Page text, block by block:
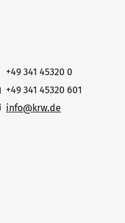
+49 341 45320 0
+49 341 45320 601
info@krw.de